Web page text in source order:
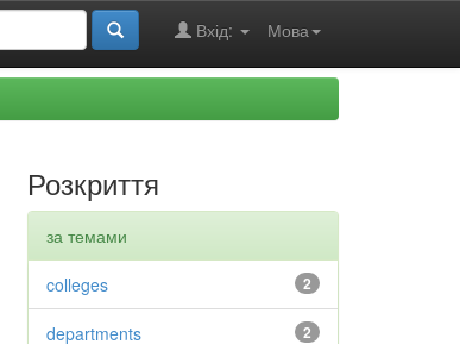
Мова
Вхід:
Розкриття
за темами
2
colleges
2
departments